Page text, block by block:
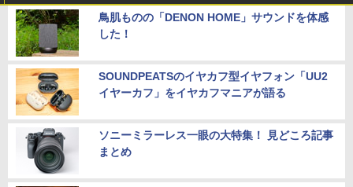
鳥肌ものの「DENON HOME」サウンドを体感
した！
SOUNDPEATSのイヤカフ型イヤフォン「UU2
イヤーカフ」をイヤカフマニアが語る
ソニーミラーレス一眼の大特集！ 見どころ記事
まとめ